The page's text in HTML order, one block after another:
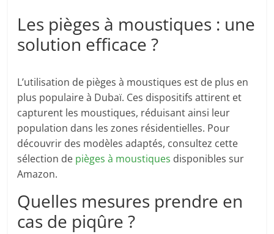
Les pièges à moustiques : une
solution efficace ?
L’utilisation de pièges à moustiques est de plus en
plus populaire à Dubaï. Ces dispositifs attirent et
capturent les moustiques, réduisant ainsi leur
population dans les zones résidentielles. Pour
découvrir des modèles adaptés, consultez cette
sélection de pièges à moustiques disponibles sur
Amazon.
Quelles mesures prendre en
cas de piqûre ?